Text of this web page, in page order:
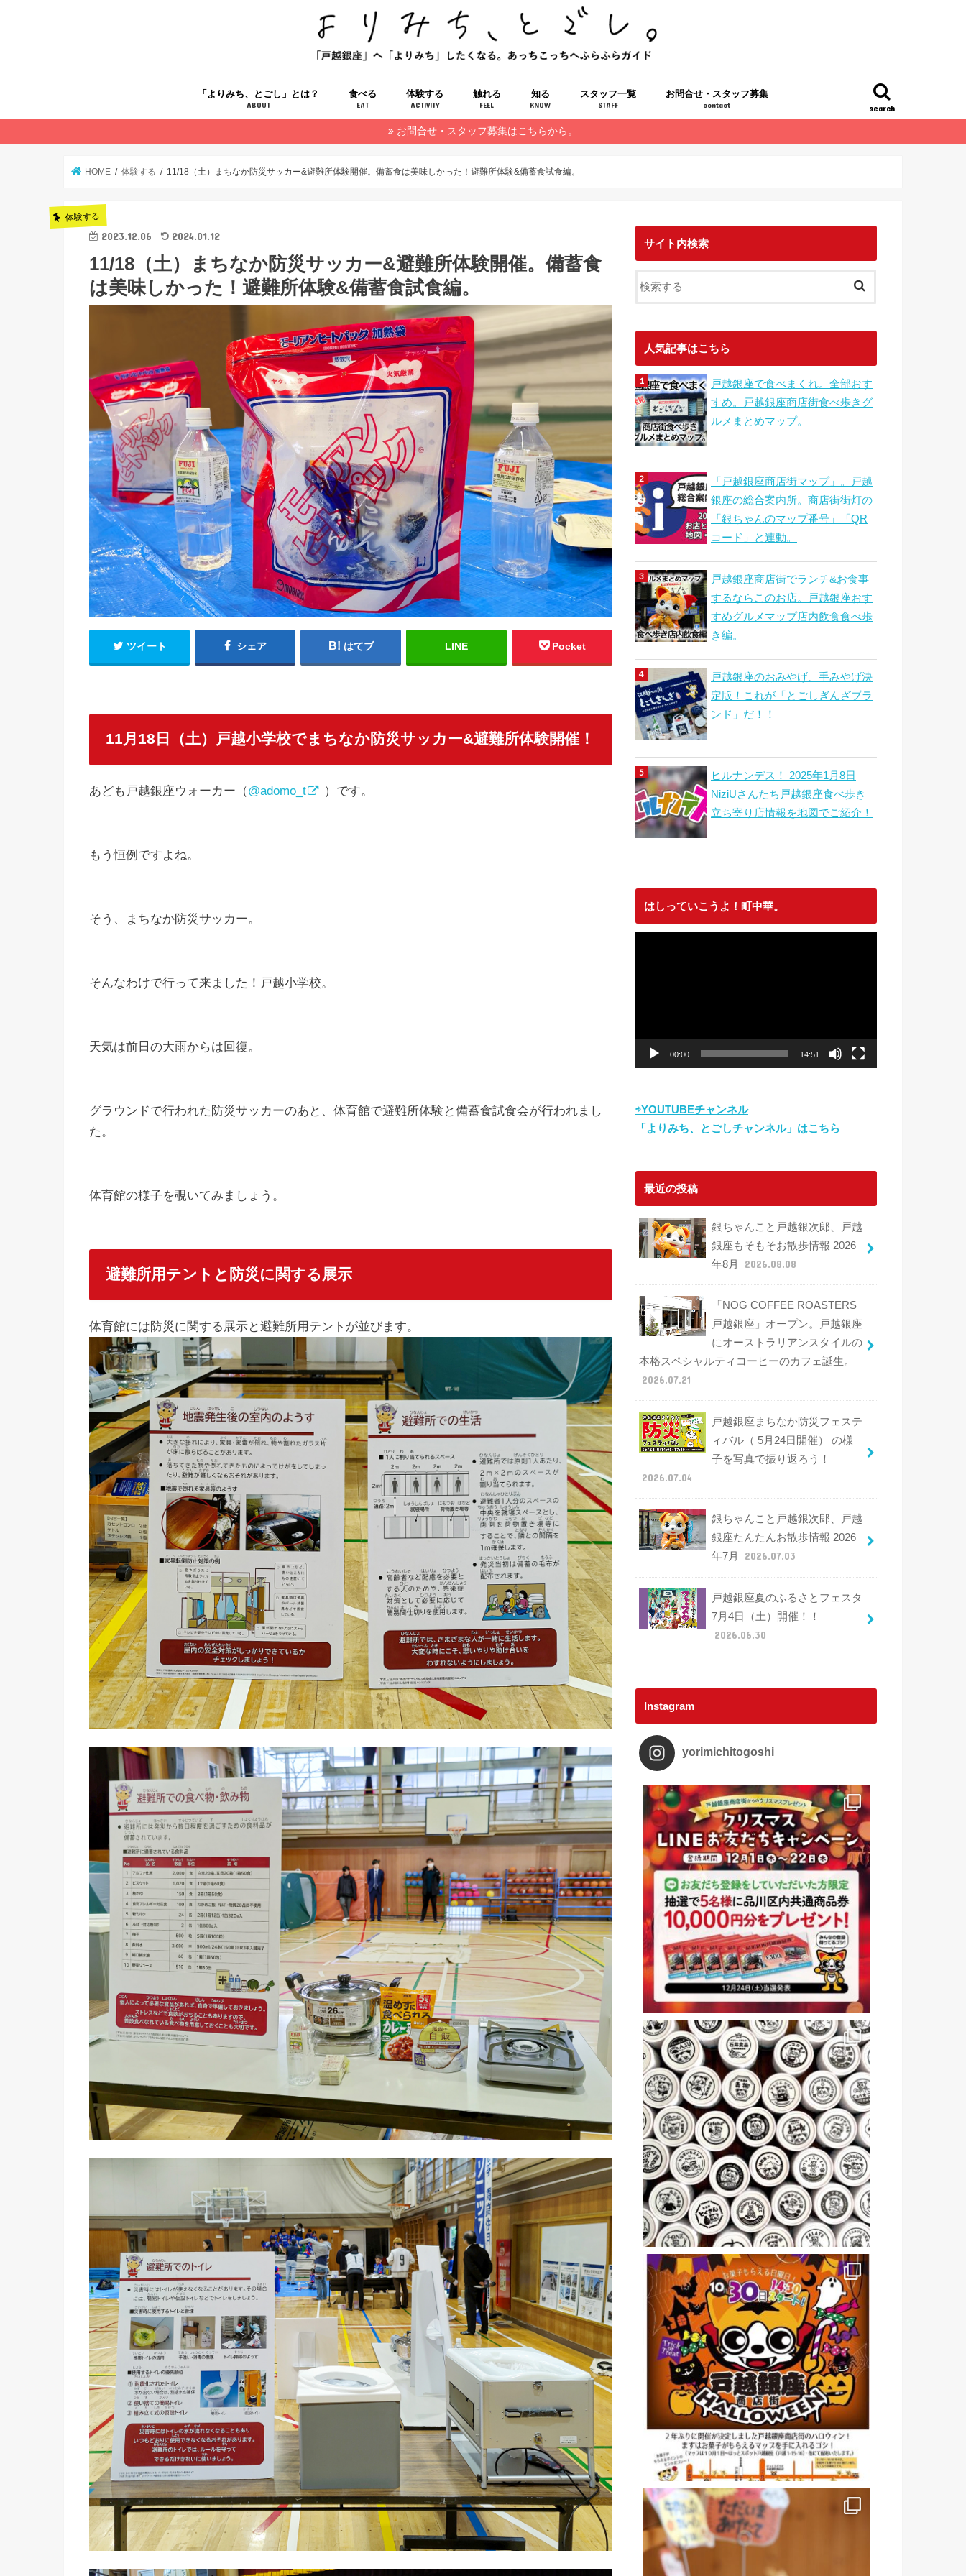
search
「よりみち、とごし」とは？
ABOUT
食べる
EAT
体験する
ACTIVITY
触れる
FEEL
知る
KNOW
スタッフ一覧
STAFF
お問合せ・スタッフ募集
contact
お問合せ・スタッフ募集はこちらから。
HOME 体験する 11/18（土）まちなか防災サッカー&避難所体験開催。備蓄食は美味しかった！避難所体験&備蓄食試食編。
体験する
2023.12.06 2024.01.12
11/18（土）まちなか防災サッカー&避難所体験開催。備蓄食
は美味しかった！避難所体験&備蓄食試食編。
ツイート シェア はてブ LINE Pocket
11月18日（土）戸越小学校でまちなか防災サッカー&避難所体験開催！
あども戸越銀座ウォーカー（@adomo_t ）です。
もう恒例ですよね。
そう、まちなか防災サッカー。
そんなわけで行って来ました！戸越小学校。
天気は前日の大雨からは回復。
グラウンドで行われた防災サッカーのあと、体育館で避難所体験と備蓄食試食会が行われまし
た。
体育館の様子を覗いてみましょう。
避難所用テントと防災に関する展示
体育館には防災に関する展示と避難所用テントが並びます。
サイト内検索
人気記事はこちら
戸越銀座で食べまくれ。全部おす
すめ。戸越銀座商店街食べ歩きグ
ルメまとめマップ。
「戸越銀座商店街マップ」。戸越
銀座の総合案内所。商店街街灯の
「銀ちゃんのマップ番号」「QR
コード」と連動。
戸越銀座商店街でランチ&お食事
するならこのお店。戸越銀座おす
すめグルメマップ店内飲食食べ歩
き編。
戸越銀座のおみやげ、手みやげ決
定版！これが「とごしぎんざブラ
ンド」だ！！
ヒルナンデス！ 2025年1月8日
NiziUさんたち戸越銀座食べ歩き
立ち寄り店情報を地図でご紹介！
はしっていこうよ！町中華。
00:00 14:51
⇨YOUTUBEチャンネル
「よりみち、とごしチャンネル」はこちら
最近の投稿
銀ちゃんこと戸越銀次郎、戸越
銀座もそもそお散歩情報 2026
年8月
2026.08.08
「NOG COFFEE ROASTERS
戸越銀座」オープン。戸越銀座
にオーストラリアンスタイルの
本格スペシャルティコーヒーのカフェ誕生。
2026.07.21
戸越銀座まちなか防災フェステ
ィバル（ 5月24日開催） の様
子を写真で振り返ろう！
2026.07.04
銀ちゃんこと戸越銀次郎、戸越
銀座たんたんお散歩情報 2026
年7月
2026.07.03
戸越銀座夏のふるさとフェスタ
7月4日（土）開催！！
2026.06.30
Instagram
yorimichitogoshi